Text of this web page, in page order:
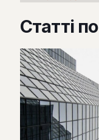
Статті по